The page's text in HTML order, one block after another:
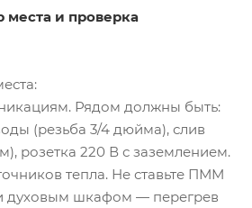
места и проверка
Рядом должны быть:
(резьба 3/4 дюйма), слив
розетка 220 В с заземлением.
тепла. Не ставьте ПММ
духовым шкафом — перегрев